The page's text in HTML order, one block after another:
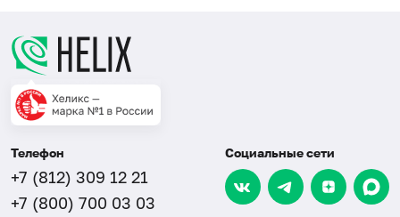
Телефон
+7 (812) 309 12 21
+7 (800) 700 03 03
Социальные сети